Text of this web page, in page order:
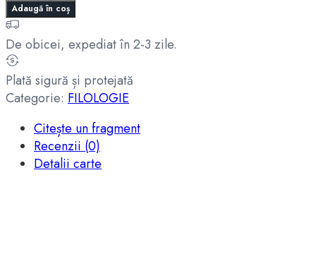
Adaugă în coș
De obicei, expediat în 2-3 zile.
Plată sigură și protejată
Categorie: FILOLOGIE
Citește un fragment
Recenzii (0)
Detalii carte